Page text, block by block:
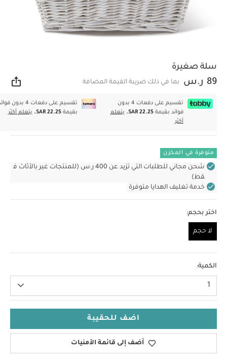
سلة صغيرة
89 ر.س بما في ذلك ضريبة القيمة المضافة
تقسيم على دفعات 4 بدون
فوائد بقيمة SAR 22.25.
يتعلم
أكثر
تقسيم على دفعات 4 بدون
بقيمةSAR 22.25. يتعلم أكثر
متوفرة في المخزن
شحن مجاني للطلبات التي تزيد عن 400 ر.س (للمنتجات غير بالأثاث ف
قط)
خدمة تغليف الهدايا متوفرة
اختر بحجم:
لا حجم
الكمية:
1
اضف للحقيبة
أضف إلى قائمة الأمنيات